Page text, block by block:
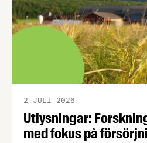
Utlysningar:
med fokus på
2 JULI 2026